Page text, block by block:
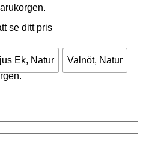
se ditt pris
Ek, Natur
Valnöt, Natur